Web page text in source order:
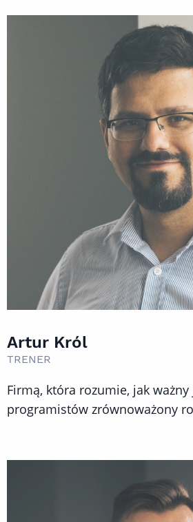
Artur Król
TRENER
Firmą, która rozumie, jak
programistów zrównoważony